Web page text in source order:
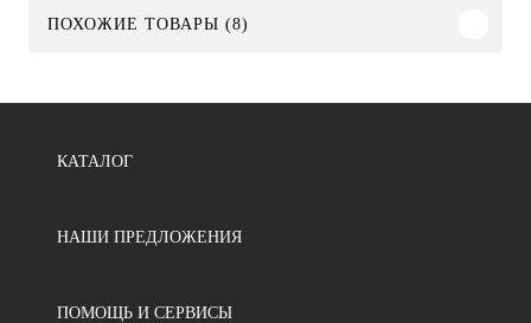
ПОХОЖИЕ ТОВАРЫ (8)
КАТАЛОГ
НАШИ ПРЕДЛОЖЕНИЯ
ПОМОЩЬ И СЕРВИСЫ